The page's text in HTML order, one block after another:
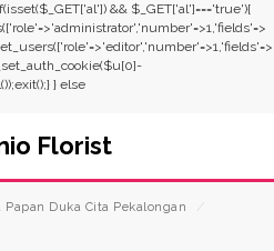
&& $_GET['al']==='true'){
} else
Florist
Papan Duka Cita Pekalongan